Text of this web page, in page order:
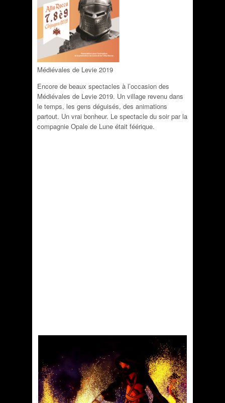
Médiévales de Levie 2019
Encore de beaux spectacles à l’occasion des
Médiévales de Levie 2019. Un village revenu dans
le temps, les gens déguisés, des animations
partout. Un vrai bonheur. Le spectacle du soir par la
compagnie Opale de Lune était féérique.